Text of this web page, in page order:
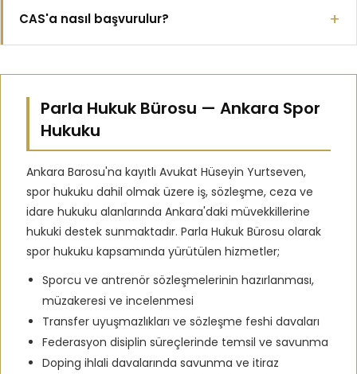
CAS'a nasıl başvurulur?
Parla Hukuk Bürosu — Ankara Spor
Hukuku
Ankara Barosu'na kayıtlı Avukat Hüseyin Yurtseven,
spor hukuku dahil olmak üzere iş, sözleşme, ceza ve
idare hukuku alanlarında Ankara'daki müvekkillerine
hukuki destek sunmaktadır. Parla Hukuk Bürosu olarak
spor hukuku kapsamında yürütülen hizmetler;
Sporcu ve antrenör sözleşmelerinin hazırlanması,
müzakeresi ve incelenmesi
Transfer uyuşmazlıkları ve sözleşme feshi davaları
Federasyon disiplin süreçlerinde temsil ve savunma
Doping ihlali davalarında savunma ve itiraz